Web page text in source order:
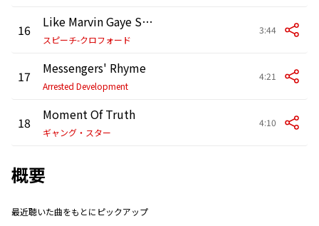
16 Like Marvin Gaye Said (What’s Goin’ On)
スピーチ-クロフォード
3:44
17 Messengers' Rhyme
Arrested Development
4:21
18 Moment Of Truth
ギャング・スター
4:10
概要
最近聴いた曲をもとにピックアップ